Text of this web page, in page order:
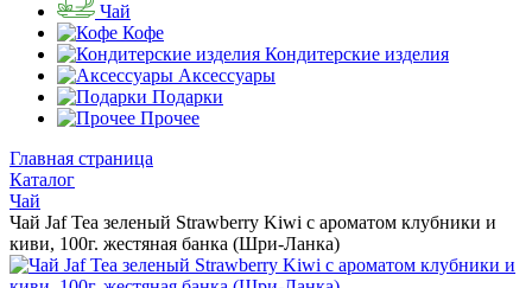
Чай
Кофе
Кондитерские изделия
Аксессуары
Подарки
Прочее
Главная страница
Каталог
Чай
Чай Jaf Tea зеленый Strawberry Kiwi с ароматом клубники и
киви, 100г. жестяная банка (Шри-Ланка)